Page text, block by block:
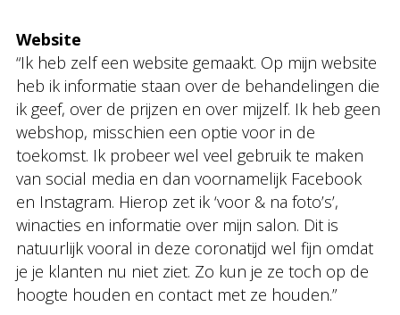
Website
“Ik heb zelf een website gemaakt. Op mijn website
heb ik informatie staan over de behandelingen die
ik geef, over de prijzen en over mijzelf. Ik heb geen
webshop, misschien een optie voor in de
toekomst. Ik probeer wel veel gebruik te maken
van social media en dan voornamelijk Facebook
en Instagram. Hierop zet ik ‘voor & na foto’s’,
winacties en informatie over mijn salon. Dit is
natuurlijk vooral in deze coronatijd wel fijn omdat
je je klanten nu niet ziet. Zo kun je ze toch op de
hoogte houden en contact met ze houden.”